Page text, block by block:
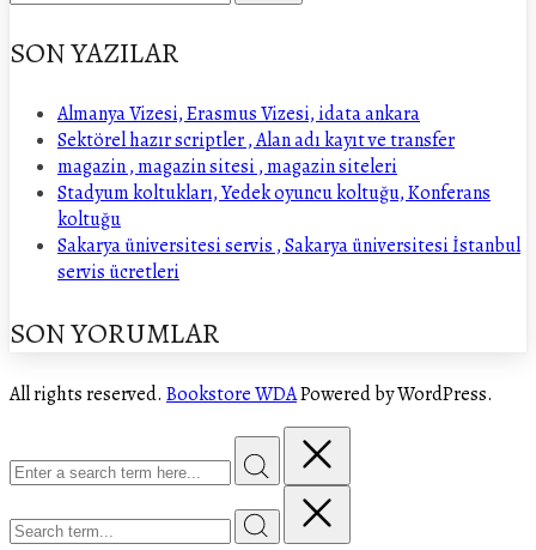
SON YAZILAR
Almanya Vizesi, Erasmus Vizesi, idata ankara
Sektörel hazır scriptler , Alan adı kayıt ve transfer
magazin , magazin sitesi , magazin siteleri
Stadyum koltukları, Yedek oyuncu koltuğu, Konferans
koltuğu
Sakarya üniversitesi servis , Sakarya üniversitesi İstanbul
servis ücretleri
SON YORUMLAR
All rights reserved. Bookstore WDAPowered by WordPress.